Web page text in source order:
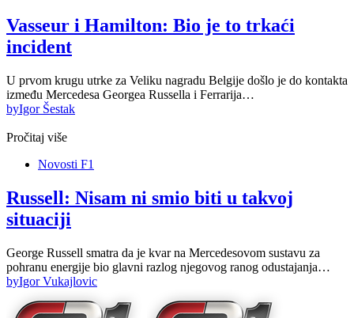
Vasseur i Hamilton: Bio je to trkaći
incident
U prvom krugu utrke za Veliku nagradu Belgije došlo je do kontakta
između Mercedesa Georgea Russella i Ferrarija…
byIgor Šestak
Pročitaj više
Novosti F1
Russell: Nisam ni smio biti u takvoj
situaciji
George Russell smatra da je kvar na Mercedesovom sustavu za
pohranu energije bio glavni razlog njegovog ranog odustajanja…
byIgor Vukajlovic